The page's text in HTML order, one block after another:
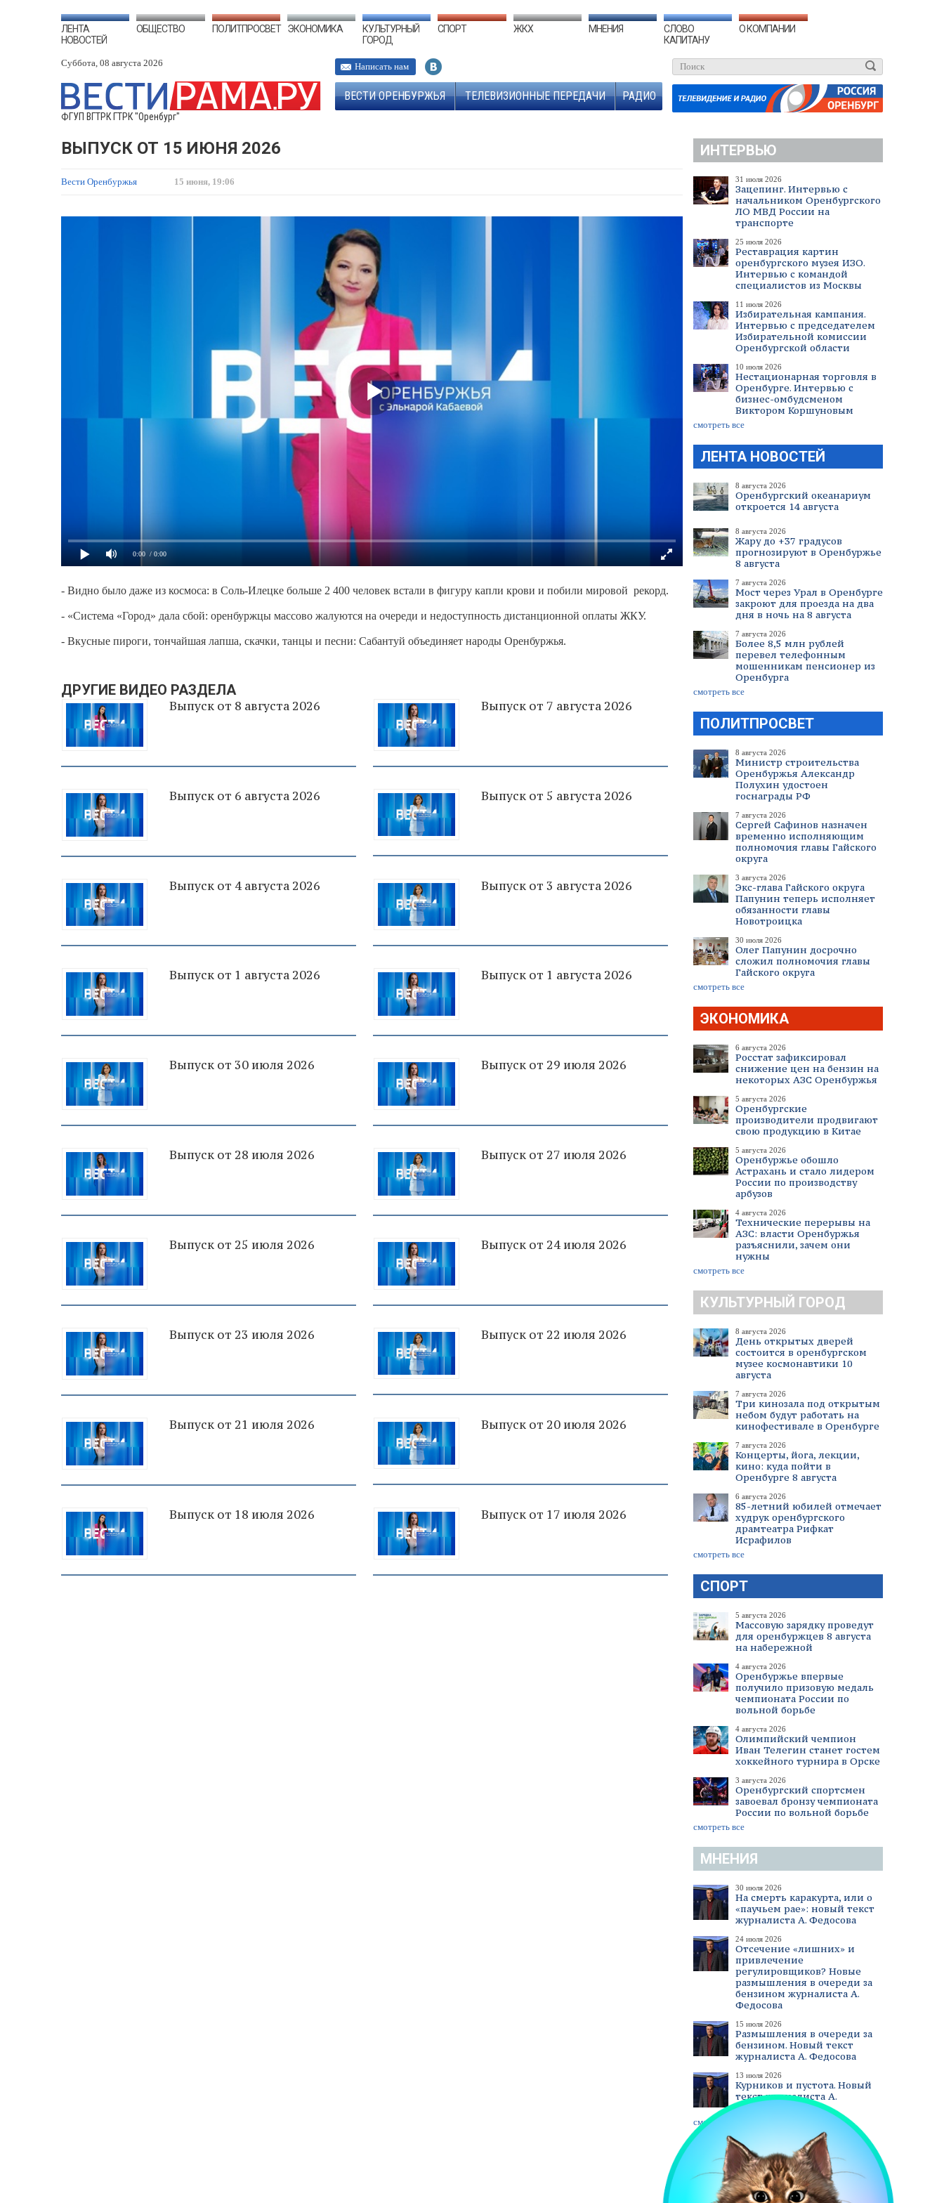
ЛЕНТА
НОВОСТЕЙ
ОБЩЕСТВО ПОЛИТПРОСВЕТ ЭКОНОМИКА
КУЛЬТУРНЫЙ
ГОРОД
СПОРТ ЖКХ МНЕНИЯ
СЛОВО
КАПИТАНУ
О КОМПАНИИ
Суббота, 08 августа 2026
ФГУП ВГТРК ГТРК "Оренбург"
Написать нам
ВЕСТИ ОРЕНБУРЖЬЯ ТЕЛЕВИЗИОННЫЕ ПЕРЕДАЧИ РАДИО
ИНТЕРВЬЮ
31 июля 2026
Зацепинг. Интервью с
начальником Оренбургского
ЛО МВД России на
транспорте
25 июля 2026
Реставрация картин
оренбургского музея ИЗО.
Интервью с командой
специалистов из Москвы
11 июля 2026
Избирательная кампания.
Интервью с председателем
Избирательной комиссии
Оренбургской области
10 июля 2026
Нестационарная торговля в
Оренбурге. Интервью с
бизнес-омбудсменом
Виктором Коршуновым
смотреть все
ЛЕНТА НОВОСТЕЙ
8 августа 2026
Оренбургский океанариум
откроется 14 августа
8 августа 2026
Жару до +37 градусов
прогнозируют в Оренбуржье
8 августа
7 августа 2026
Мост через Урал в Оренбурге
закроют для проезда на два
дня в ночь на 8 августа
7 августа 2026
Более 8,5 млн рублей
перевел телефонным
мошенникам пенсионер из
Оренбурга
смотреть все
ПОЛИТПРОСВЕТ
8 августа 2026
Министр строительства
Оренбуржья Александр
Полухин удостоен
госнаграды РФ
7 августа 2026
Сергей Сафинов назначен
временно исполняющим
полномочия главы Гайского
округа
3 августа 2026
Экс-глава Гайского округа
Папунин теперь исполняет
обязанности главы
Новотроицка
30 июля 2026
Олег Папунин досрочно
сложил полномочия главы
Гайского округа
смотреть все
ЭКОНОМИКА
6 августа 2026
Росстат зафиксировал
снижение цен на бензин на
некоторых АЗС Оренбуржья
5 августа 2026
Оренбургские
производители продвигают
свою продукцию в Китае
5 августа 2026
Оренбуржье обошло
Астрахань и стало лидером
России по производству
арбузов
4 августа 2026
Технические перерывы на
АЗС: власти Оренбуржья
разъяснили, зачем они
нужны
смотреть все
КУЛЬТУРНЫЙ ГОРОД
8 августа 2026
День открытых дверей
состоится в оренбургском
музее космонавтики 10
августа
7 августа 2026
Три кинозала под открытым
небом будут работать на
кинофестивале в Оренбурге
7 августа 2026
Концерты, йога, лекции,
кино: куда пойти в
Оренбурге 8 августа
6 августа 2026
85-летний юбилей отмечает
худрук оренбургского
драмтеатра Рифкат
Исрафилов
смотреть все
СПОРТ
5 августа 2026
Массовую зарядку проведут
для оренбуржцев 8 августа
на набережной
4 августа 2026
Оренбуржье впервые
получило призовую медаль
чемпионата России по
вольной борьбе
4 августа 2026
Олимпийский чемпион
Иван Телегин станет гостем
хоккейного турнира в Орске
3 августа 2026
Оренбургский спортсмен
завоевал бронзу чемпионата
России по вольной борьбе
смотреть все
МНЕНИЯ
30 июля 2026
На смерть каракурта, или о
«паучьем рае»: новый текст
журналиста А. Федосова
24 июля 2026
Отсечение «лишних» и
привлечение
регулировщиков? Новые
размышления в очереди за
бензином журналиста А.
Федосова
15 июля 2026
Размышления в очереди за
бензином. Новый текст
журналиста А. Федосова
13 июля 2026
Курников и пустота. Новый
текст журналиста А.
Федосова
смотреть все
ВЫПУСК ОТ 15 ИЮНЯ 2026
Вести Оренбуржья 15 июня, 19:06
0:00 / 0:00
- Видно было даже из космоса: в Соль-Илецке больше 2 400 человек встали в фигуру капли крови и побили мировой рекорд.
- «Система «Город» дала сбой: оренбуржцы массово жалуются на очереди и недоступность дистанционной оплаты ЖКУ.
- Вкусные пироги, тончайшая лапша, скачки, танцы и песни: Сабантуй объединяет народы Оренбуржья.
ДРУГИЕ ВИДЕО РАЗДЕЛА
Выпуск от 8 августа 2026 Выпуск от 7 августа 2026
Выпуск от 6 августа 2026 Выпуск от 5 августа 2026
Выпуск от 4 августа 2026 Выпуск от 3 августа 2026
Выпуск от 1 августа 2026 Выпуск от 1 августа 2026
Выпуск от 30 июля 2026 Выпуск от 29 июля 2026
Выпуск от 28 июля 2026 Выпуск от 27 июля 2026
Выпуск от 25 июля 2026 Выпуск от 24 июля 2026
Выпуск от 23 июля 2026 Выпуск от 22 июля 2026
Выпуск от 21 июля 2026 Выпуск от 20 июля 2026
Выпуск от 18 июля 2026 Выпуск от 17 июля 2026